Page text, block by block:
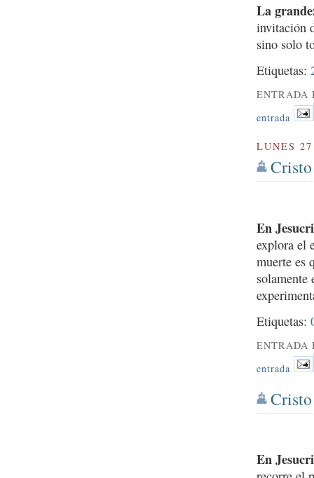
La
invitación
sino solo
Etiquetas:
ENTRADA
entrada
LUNES
En
explora el
muerte es
Etiquetas:
ENTRADA
entrada
En